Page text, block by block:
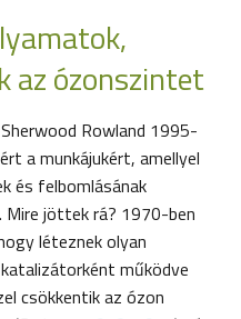
az ózonszintet
Rowland 1995-
a munkájukért, amellyel
és felbomlásának
jöttek rá? 1970-ben
léteznek olyan
működve
csökkentik az ózon